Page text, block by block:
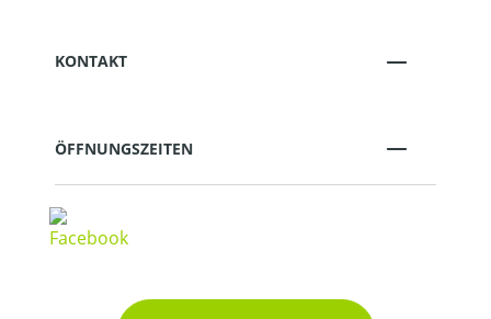
KONTAKT
ÖFFNUNGSZEITEN